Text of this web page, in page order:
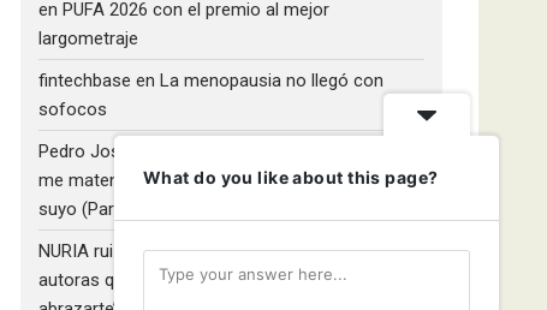
en PUFA 2026 con el premio al mejor
largometraje
fintechbase en La menopausia no llegó con
sofocos
Pedro José Camacho Barrios
me maten!»: El Rulfo que el cine venezolano hizo
suyo (Parte 2)
NURIA ruiz fernandezenLibros que nadie lee y
autoras que no hacen ruido: Redescubriendo ‘Y
What do you like about this page?